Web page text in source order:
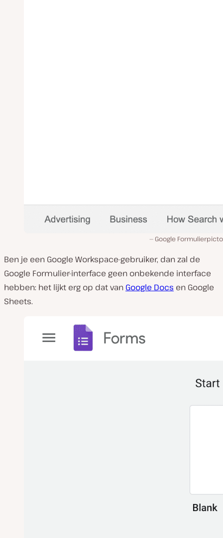
Google
Ben je een Google Workspace-gebruiker, dan zal de
Google Formulier-interface geen onbekende interface
hebben: het lijkt erg op dat van Google Docs en Google
Sheets.